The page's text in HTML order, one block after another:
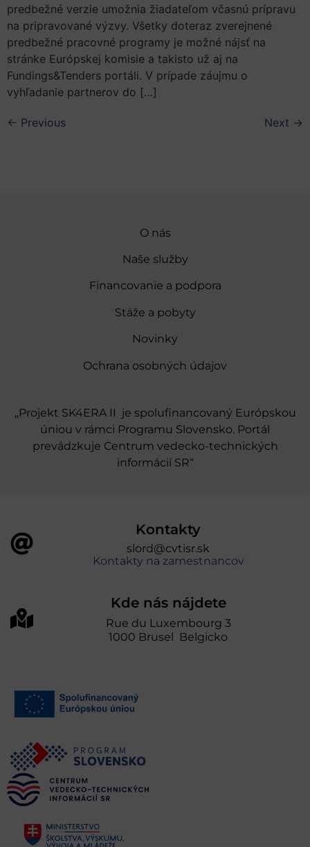
predbežné verzie umožnia žiadateľom včasnú prípravu
na pripravované výzvy. Všetky doteraz zverejnené
predbežné pracovné programy je možné nájsť na
stránke Európskej komisie a takisto už aj na
Fundings&Tenders portáli. V prípade záujmu o
vyhľadanie partnerov do […]
← Previous Next →
O nás
Naše služby
Financovanie a podpora
Stáže a pobyty
Novinky
Ochrana osobných údajov
„Projekt SK4ERA II je spolufinancovaný Európskou
úniou v rámci Programu Slovensko. Portál
prevádzkuje Centrum vedecko-technických
informácií SR“
Kontakty
slord@cvtisr.sk
Kontakty na zamestnancov
Kde nás nájdete
Rue du Luxembourg 3
1000 Brusel Belgicko